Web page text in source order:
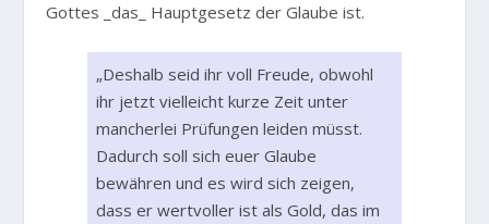
Gottes _das_ Hauptgesetz der Glaube ist.
„Deshalb seid ihr voll Freude, obwohl
ihr jetzt vielleicht kurze Zeit unter
mancherlei Prüfungen leiden müsst.
Dadurch soll sich euer Glaube
bewähren und es wird sich zeigen,
dass er wertvoller ist als Gold, das im